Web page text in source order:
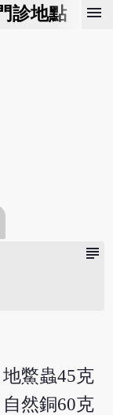
診地點 預
menu
subject
鱉蟲45克
然銅60克